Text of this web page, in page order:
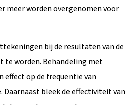
meer worden overgenomen voor
bij de resultaten van de
worden. Behandeling met
effect op de frequentie van
Daarnaast bleek de effectiviteit van